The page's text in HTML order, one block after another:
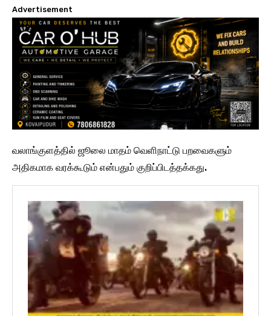
Advertisement
வலாங்குளத்தில் ஜூலை மாதம் வெளிநாட்டு பறவைகளும்
அதிகமாக வரக்கூடும் என்பதும் குறிப்பிடத்தக்கது.